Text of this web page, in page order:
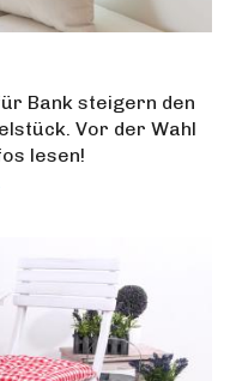
Bank steigern den
Vor der Wahl
lesen!